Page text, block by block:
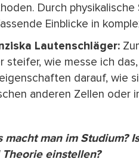
Durch
Einblicke in
Lautenschläger:
steifer, wie messe ich
darauf, wie
anderen Zellen oder
macht man im Studium?
einstellen?